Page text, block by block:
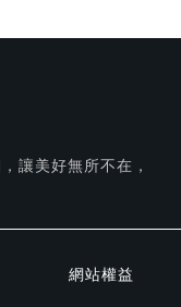
讓美好無所不在，
網站權益